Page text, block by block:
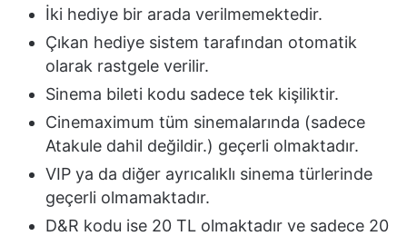
İki hediye bir arada verilmemektedir.
Çıkan hediye sistem tarafından otomatik
olarak rastgele verilir.
Sinema bileti kodu sadece tek kişiliktir.
Cinemaximum tüm sinemalarında (sadece
Atakule dahil değildir.) geçerli olmaktadır.
VIP ya da diğer ayrıcalıklı sinema türlerinde
geçerli olmamaktadır.
D&R kodu ise 20 TL olmaktadır ve sadece 20